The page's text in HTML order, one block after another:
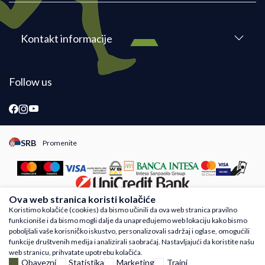
Kontakt informacije
Follow us
SRB Promenite
Promeni instancu sajta, posetite sajtove za druge zemlje
Nastojimo da budemo što precizniji u opisu proizvoda, prikazu slika i samih cena,
ali ne možemo garantovati da su sve informacije kompletne i bez grešaka. Svi
artikli prikazani na sajtu su deo naše ponude i ne podrazumeva da su dostupni u
svakom trenutku. Raspoloživost robe možete proveriti besplatnim pozivom Call
Ova web stranica koristi kolačiće
Koristimo kolačiće (cookies) da bismo učinili da ova web stranica pravilno
funkcioniše i da bismo mogli dalje da unapređujemo web lokaciju kako bismo
poboljšali vaše korisničko iskustvo, personalizovali sadržaj i oglase, omogućili
funkcije društvenih medija i analizirali saobraćaj. Nastavljajući da koristite našu
web stranicu, prihvatate upotrebu kolačića.
Obavezni Statistika Marketing Trajni